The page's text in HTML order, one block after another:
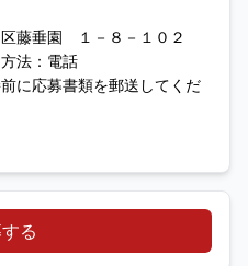
藤垂園 １－８－１０２
法：電話
に応募書類を郵送してくだ
る